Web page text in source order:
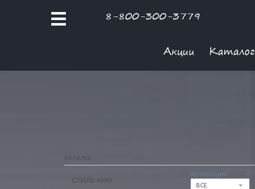
8-800-300-3779
Акции Каталог
КАТАЛОГ
КОЛЛЕКЦИЯ
ВСЕ
СТИЛЬ АНО